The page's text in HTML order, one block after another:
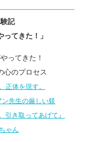
記
ってきた！」
ってきた！
心のプロセス
正体を現す。
先生の厳しい躾
引き取ってあげて』
ゃん